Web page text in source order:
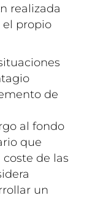
realizada
propio
de
al fondo
que
de las
un